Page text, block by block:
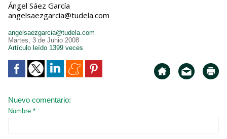
Ángel Sáez García
angelsaezgarcia@tudela.com
angelsaezgarcia@tudela.com
Martes, 3 de Junio 2008
Artículo leído 1399 veces
Nuevo comentario:
Nombre * :